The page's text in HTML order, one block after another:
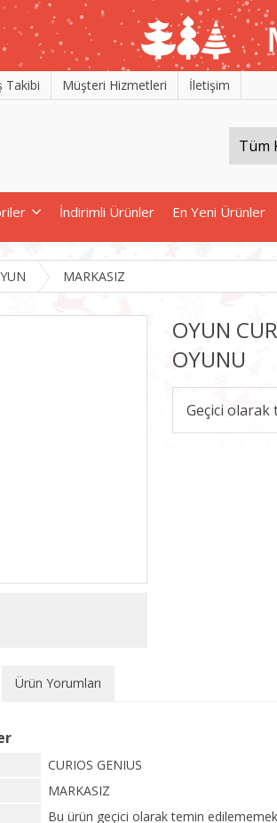
Takibi Müşteri Hizmetleri İletişim
İndirimli Ürünler En Yeni Ürünler
MARKASIZ
OYUN
OYUNU
Geçici
Ürün Yorumları
CURIOS GENIUS
MARKASIZ
Bu ürün geçici olarak temin